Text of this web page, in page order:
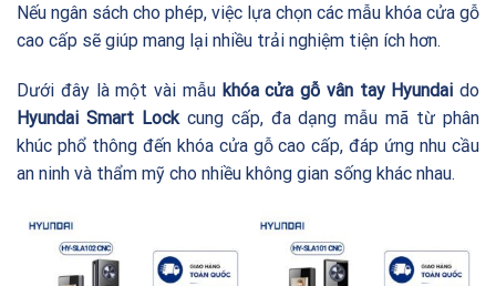
Nếu ngân sách cho phép, việc lựa chọn các mẫu khóa cửa gỗ
cao cấp sẽ giúp mang lại nhiều trải nghiệm tiện ích hơn.
Dưới đây là một vài mẫu khóa cửa gỗ vân tay Hyundai do
Hyundai Smart Lockcung cấp, đa dạng mẫu mã từ phân
khúc phổ thông đến khóa cửa gỗ cao cấp, đáp ứng nhu cầu
an ninh và thẩm mỹ cho nhiều không gian sống khác nhau.